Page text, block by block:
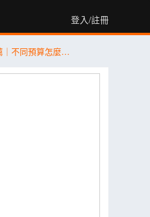
登入/註冊
2026 最值得買的手機推薦｜不同預算怎麼選？5 款熱門手機完整比較